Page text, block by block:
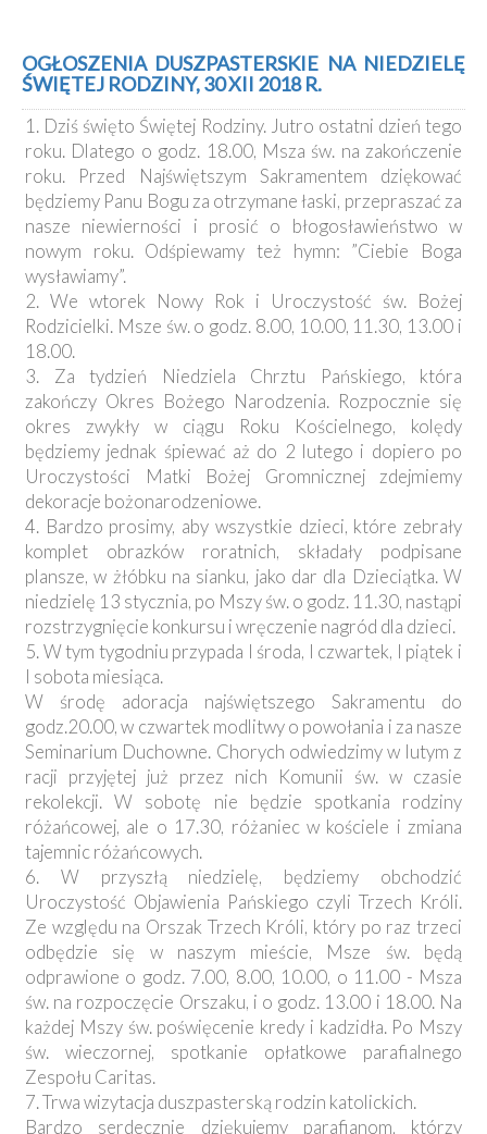
OGŁOSZENIA DUSZPASTERSKIE NA NIEDZIELĘ
ŚWIĘTEJ RODZINY, 30 XII 2018 R.
1. Dziś święto Świętej Rodziny. Jutro ostatni dzień tego
roku. Dlatego o godz. 18.00, Msza św. na zakończenie
roku. Przed Najświętszym Sakramentem dziękować
będziemy Panu Bogu za otrzymane łaski, przepraszać za
nasze niewierności i prosić o błogosławieństwo w
nowym roku. Odśpiewamy też hymn: ”Ciebie Boga
wysławiamy”.
2. We wtorek Nowy Rok i Uroczystość św. Bożej
Rodzicielki. Msze św. o godz. 8.00, 10.00, 11.30, 13.00 i
18.00.
3. Za tydzień Niedziela Chrztu Pańskiego, która
zakończy Okres Bożego Narodzenia. Rozpocznie się
okres zwykły w ciągu Roku Kościelnego, kolędy
będziemy jednak śpiewać aż do 2 lutego i dopiero po
Uroczystości Matki Bożej Gromnicznej zdejmiemy
dekoracje bożonarodzeniowe.
4. Bardzo prosimy, aby wszystkie dzieci, które zebrały
komplet obrazków roratnich, składały podpisane
plansze, w żłóbku na sianku, jako dar dla Dzieciątka. W
niedzielę 13 stycznia, po Mszy św. o godz. 11.30, nastąpi
rozstrzygnięcie konkursu i wręczenie nagród dla dzieci.
5. W tym tygodniu przypada I środa, I czwartek, I piątek i
I sobota miesiąca.
W środę adoracja najświętszego Sakramentu do
godz.20.00, w czwartek modlitwy o powołania i za nasze
Seminarium Duchowne. Chorych odwiedzimy w lutym z
racji przyjętej już przez nich Komunii św. w czasie
rekolekcji. W sobotę nie będzie spotkania rodziny
różańcowej, ale o 17.30, różaniec w kościele i zmiana
tajemnic różańcowych.
6. W przyszłą niedzielę, będziemy obchodzić
Uroczystość Objawienia Pańskiego czyli Trzech Króli.
Ze względu na Orszak Trzech Króli, który po raz trzeci
odbędzie się w naszym mieście, Msze św. będą
odprawione o godz. 7.00, 8.00, 10.00, o 11.00 - Msza
św. na rozpoczęcie Orszaku, i o godz. 13.00 i 18.00. Na
każdej Mszy św. poświęcenie kredy i kadzidła. Po Mszy
św. wieczornej, spotkanie opłatkowe parafialnego
Zespołu Caritas.
7. Trwa wizytacja duszpasterską rodzin katolickich.
Bardzo serdecznie dziękujemy parafianom, którzy